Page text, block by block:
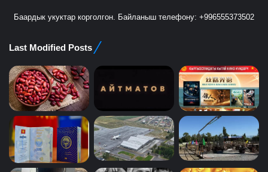
Баардык укуктар корголгон. Байланыш телефону: +996555373502
Last Modified Posts